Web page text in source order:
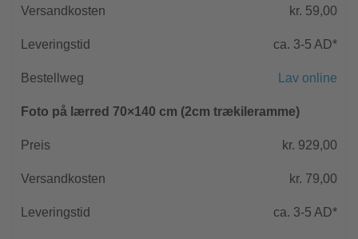
kr. 59,00
ca. 3-5 AD*
Lav online
Foto på lærred 70×140 cm (2cm trækileramme)
kr. 929,00
kr. 79,00
ca. 3-5 AD*